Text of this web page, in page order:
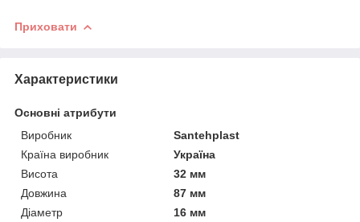
Приховати
Характеристики
Основні атрибути
Виробник
Santehplast
Країна виробник
Україна
Висота
32 мм
Довжина
87 мм
Діаметр
16 мм